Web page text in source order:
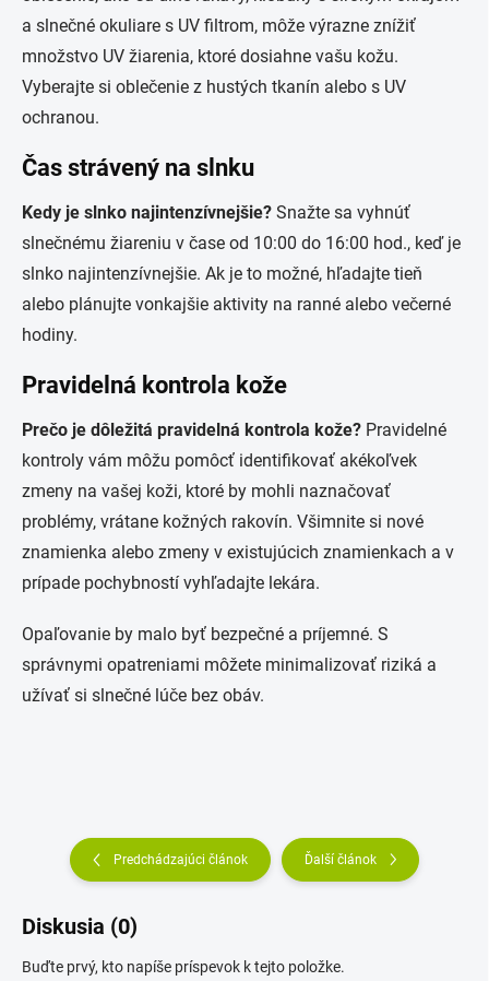
a slnečné okuliare s UV filtrom, môže výrazne znížiť
množstvo UV žiarenia, ktoré dosiahne vašu kožu.
Vyberajte si oblečenie z hustých tkanín alebo s UV
ochranou.
Čas strávený na slnku
Kedy je slnko najintenzívnejšie? Snažte sa vyhnúť
slnečnému žiareniu v čase od 10:00 do 16:00 hod., keď je
slnko najintenzívnejšie. Ak je to možné, hľadajte tieň
alebo plánujte vonkajšie aktivity na ranné alebo večerné
hodiny.
Pravidelná kontrola kože
Prečo je dôležitá pravidelná kontrola kože? Pravidelné
kontroly vám môžu pomôcť identifikovať akékoľvek
zmeny na vašej koži, ktoré by mohli naznačovať
problémy, vrátane kožných rakovín. Všimnite si nové
znamienka alebo zmeny v existujúcich znamienkach a v
prípade pochybností vyhľadajte lekára.
Opaľovanie by malo byť bezpečné a príjemné. S
správnymi opatreniami môžete minimalizovať riziká a
užívať si slnečné lúče bez obáv.
Predchádzajúci článok Ďalší článok
Diskusia (0)
Buďte prvý, kto napíše príspevok k tejto položke.